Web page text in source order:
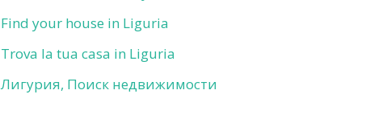
Find your house in Liguria
Trova la tua casa in Liguria
Лигурия, Поиск недвижимости